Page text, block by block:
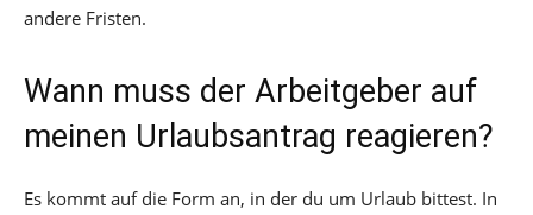
andere Fristen.
Wann muss der Arbeitgeber auf
meinen Urlaubsantrag reagieren?
Es kommt auf die Form an, in der du um Urlaub bittest. In